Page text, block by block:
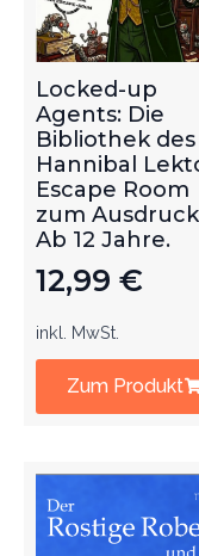
Locked-up
Agents: Die
Bibliothek des
Hannibal
Escape Room
zum
Ab 12 Jahre.
12,99 €
inkl. MwSt.
Zum Produkt